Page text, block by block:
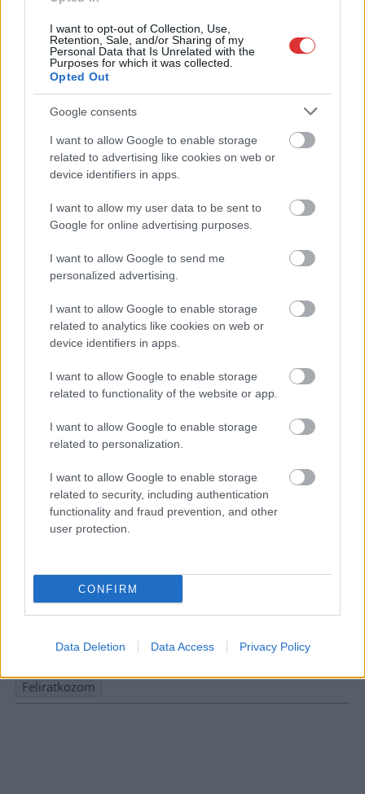
I want to opt-out of Collection, Use,
Retention, Sale, and/or Sharing of my
Personal Data that Is Unrelated with the
Purposes for which it was collected.
Opted Out
Google consents
I want to allow Google to enable storage
related to advertising like cookies on web or
device identifiers in apps.
I want to allow my user data to be sent to
Google for online advertising purposes.
I want to allow Google to send me
personalized advertising.
I want to allow Google to enable storage
related to analytics like cookies on web or
device identifiers in apps.
I want to allow Google to enable storage
related to functionality of the website or app.
I want to allow Google to enable storage
related to personalization.
I want to allow Google to enable storage
related to security, including authentication
functionality and fraud prevention, and other
user protection.
CONFIRM
Data Deletion Data Access Privacy Policy
futballélet, nagyon
sokan viszont azt
kérdezik, hasonlót nem
szintén a halálán van megyénkben.
TOVÁBB OLVASOM
JNSZ megyei hírek foci,futball,kistelepülések ,megyei,sport
Hírlevél feliratkozás
Adja meg keresztnevét:
Adja
Megismertem és elfogadom aGDPR-szabályzatot